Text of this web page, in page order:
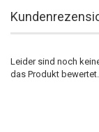
Leider sind noch
das Produkt bewertet.